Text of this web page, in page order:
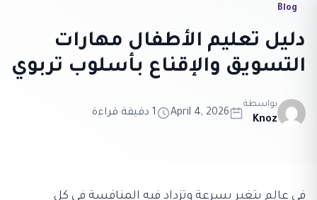
Blog
دليل تعليم الأطفال مهارات
التسويق والإقناع بأسلوب تربوي
بواسطة
Knoz
April 4, 2026 1 دقيقة قراءة
في عالم يتغير بسرعة وتزداد فيه المنافسة في كل